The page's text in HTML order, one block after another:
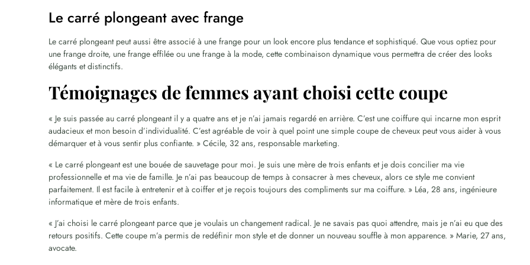
Le carré plongeant avec frange
Le carré plongeant peut aussi être associé à une frange pour un look encore plus tendance et sophistiqué. Que vous optiez pour
une frange droite, une frange effilée ou une frange à la mode, cette combinaison dynamique vous permettra de créer des looks
élégants et distinctifs.
Témoignages de femmes ayant choisi cette coupe
« Je suis passée au carré plongeant il y a quatre ans et je n’ai jamais regardé en arrière. C’est une coiffure qui incarne mon esprit
audacieux et mon besoin d’individualité. C’est agréable de voir à quel point une simple coupe de cheveux peut vous aider à vous
démarquer et à vous sentir plus confiante. » Cécile, 32 ans, responsable marketing.
« Le carré plongeant est une bouée de sauvetage pour moi. Je suis une mère de trois enfants et je dois concilier ma vie
professionnelle et ma vie de famille. Je n’ai pas beaucoup de temps à consacrer à mes cheveux, alors ce style me convient
parfaitement. Il est facile à entretenir et à coiffer et je reçois toujours des compliments sur ma coiffure. » Léa, 28 ans, ingénieure
informatique et mère de trois enfants.
« J’ai choisi le carré plongeant parce que je voulais un changement radical. Je ne savais pas quoi attendre, mais je n’ai eu que des
retours positifs. Cette coupe m’a permis de redéfinir mon style et de donner un nouveau souffle à mon apparence. » Marie, 27 ans,
avocate.